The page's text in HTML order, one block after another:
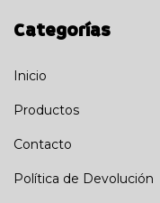
Categorías
Inicio
Productos
Contacto
Política de Devolución